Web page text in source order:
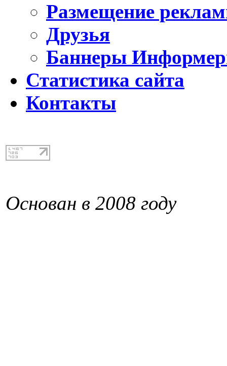
Размещение
Друзья
Баннеры
Статистика сайта
Контакты
Основан в 2008 году